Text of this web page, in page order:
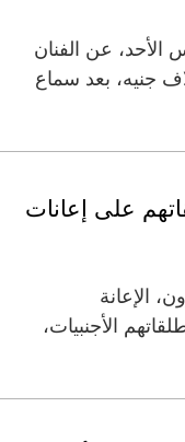
عن الفنان
جنيه، بعد سماع
على إعانات
الإعانة
الأجنبيات،